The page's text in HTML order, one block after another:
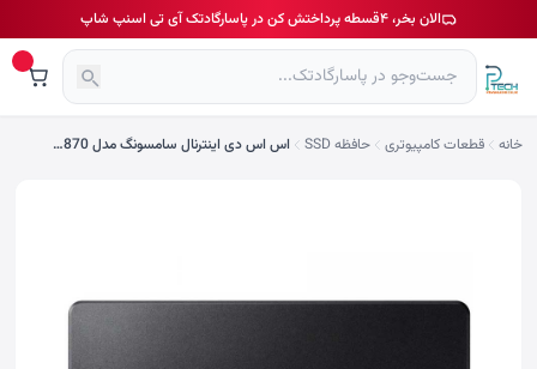
الان بخر، ۴قسطه پرداختش کن در پاسارگادتک آی تی اسنپ شاپ
خانه قطعات کامپیوتری حافظه SSD اس اس دی اینترنال سامسونگ مدل 870 EVO ظرفیت 1 ترابایت